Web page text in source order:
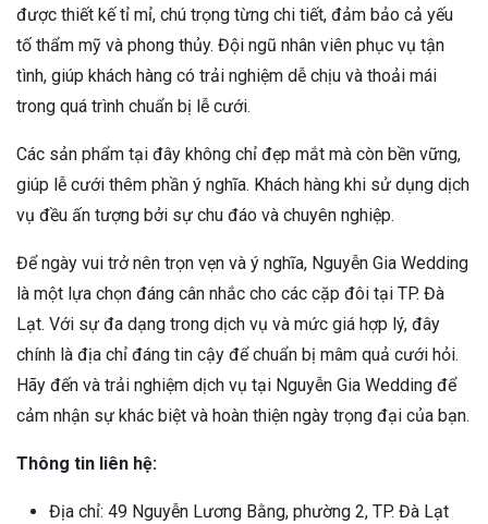
được thiết kế tỉ mỉ, chú trọng từng chi tiết, đảm bảo cả yếu
tố thẩm mỹ và phong thủy. Đội ngũ nhân viên phục vụ tận
tình, giúp khách hàng có trải nghiệm dễ chịu và thoải mái
trong quá trình chuẩn bị lễ cưới.
Các sản phẩm tại đây không chỉ đẹp mắt mà còn bền vững,
giúp lễ cưới thêm phần ý nghĩa. Khách hàng khi sử dụng dịch
vụ đều ấn tượng bởi sự chu đáo và chuyên nghiệp.
Để ngày vui trở nên trọn vẹn và ý nghĩa, Nguyễn Gia Wedding
là một lựa chọn đáng cân nhắc cho các cặp đôi tại TP. Đà
Lạt. Với sự đa dạng trong dịch vụ và mức giá hợp lý, đây
chính là địa chỉ đáng tin cậy để chuẩn bị mâm quả cưới hỏi.
Hãy đến và trải nghiệm dịch vụ tại Nguyễn Gia Wedding để
cảm nhận sự khác biệt và hoàn thiện ngày trọng đại của bạn.
Thông tin liên hệ:
Địa chỉ: 49 Nguyễn Lương Bằng, phường 2, TP. Đà Lạt